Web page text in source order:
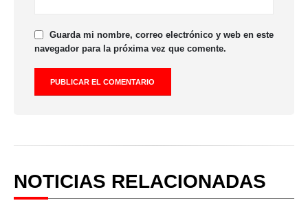
Guarda mi nombre, correo electrónico y web en este
navegador para la próxima vez que comente.
NOTICIAS RELACIONADAS